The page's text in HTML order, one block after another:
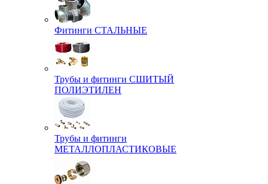
Фитинги СТАЛЬНЫЕ
Трубы и фитинги СШИТЫЙ
ПОЛИЭТИЛЕН
Трубы и фитинги
МЕТАЛЛОПЛАСТИКОВЫЕ